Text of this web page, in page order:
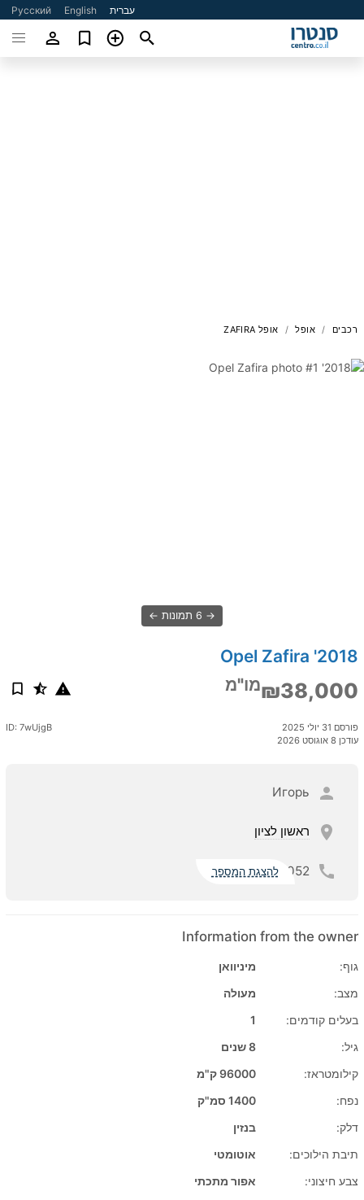
עברית English
Русский
רכבים אופל אופל ZAFIRA
6 תמונות
2018' Opel Zafira
₪38,000מו"מ
פורסם 31 יולי 2025
עודכן 8 אוגוסט 2026
ID: 7wUjgB
Игорь
ראשון לציון
052 להצגת המספר
Information from the owner
גוף:
מיניוואן
מצב:
מעולה
בעלים קודמים:
1
גיל:
8 שנים
קילומטראז:
96000 ק"מ
נפח:
1400 סמ"ק
דלק:
בנזין
תיבת הילוכים:
אוטומטי
צבע חיצוני:
אפור מתכתי